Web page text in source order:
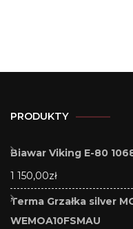
PRODUKTY
Biawar Viking E-80
1 150,00zł
Terma Grzałka silver
WEMOA10FSMAU